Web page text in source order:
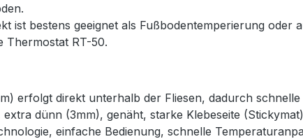
ist bestens geeignet als Fußbodentemperierung oder
Thermostat RT-50.
erfolgt direkt unterhalb der Fliesen, dadurch
dünn (3mm), genäht, starke Klebeseite
einfache Bedienung, schnelle